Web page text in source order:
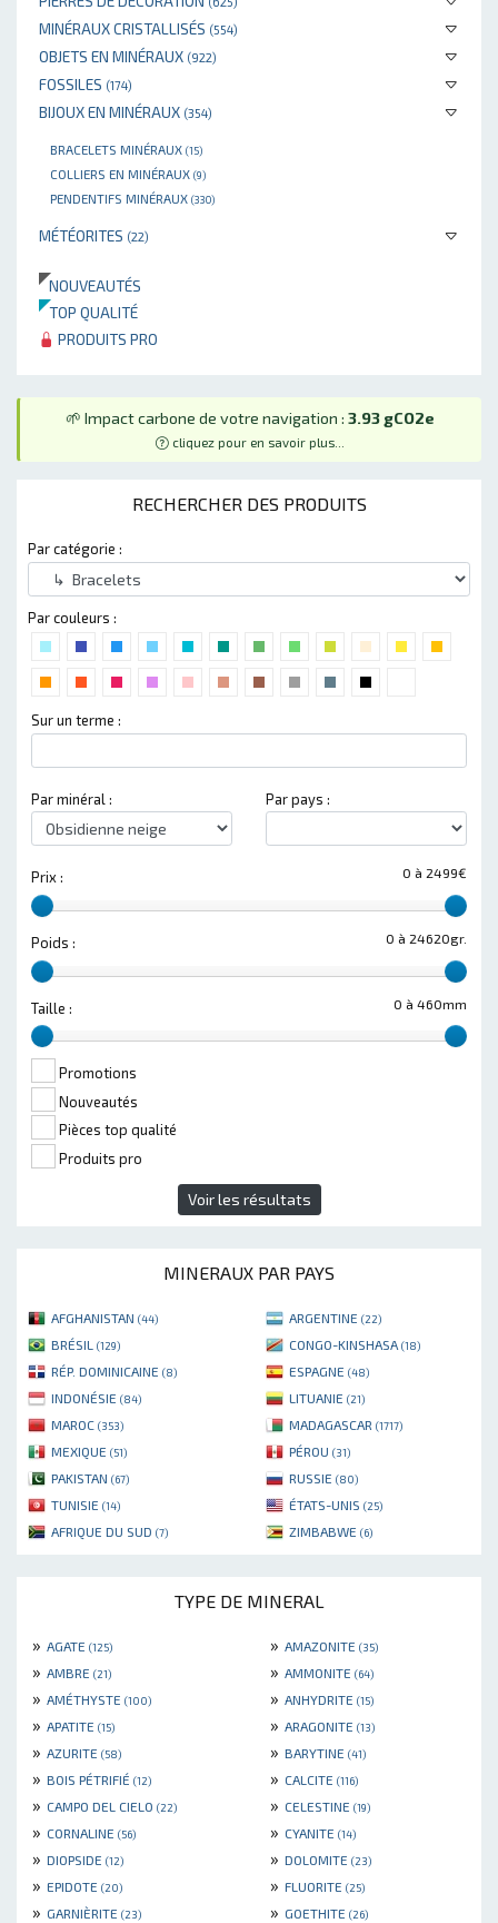
MINÉRAUX CRISTALLISÉS (554)
OBJETS EN MINÉRAUX (922)
FOSSILES (174)
BIJOUX EN MINÉRAUX (354)
BRACELETS MINÉRAUX (15)
COLLIERS EN MINÉRAUX (9)
PENDENTIFS MINÉRAUX (330)
MÉTÉORITES (22)
NOUVEAUTÉS
TOP QUALITÉ
PRODUITS PRO
🌱 Impact carbone de votre navigation : 3.93 gCO2e
cliquez pour en savoir plus...
RECHERCHER DES PRODUITS
Par catégorie :
Par couleurs :
Sur un terme :
Par minéral : Par pays :
0 à 2499€
Prix :
0 à 24620gr.
Poids :
0 à 460mm
Taille :
Promotions
Nouveautés
Pièces top qualité
Produits pro
Voir les résultats
MINERAUX PAR PAYS
AFGHANISTAN (44) ARGENTINE (22)
BRÉSIL (129) CONGO-KINSHASA (18)
RÉP. DOMINICAINE (8) ESPAGNE (48)
INDONÉSIE (84) LITUANIE (21)
MAROC (353) MADAGASCAR (1717)
MEXIQUE (51) PÉROU (31)
PAKISTAN (67) RUSSIE (80)
TUNISIE (14) ÉTATS-UNIS (25)
AFRIQUE DU SUD (7) ZIMBABWE (6)
TYPE DE MINERAL
» AGATE (125) » AMAZONITE (35)
» AMBRE (21) » AMMONITE (64)
» AMÉTHYSTE (100) » ANHYDRITE (15)
» APATITE (15) » ARAGONITE (13)
» AZURITE (58) » BARYTINE (41)
» BOIS PÉTRIFIÉ (12) » CALCITE (116)
» CAMPO DEL CIELO (22) » CELESTINE (19)
» CORNALINE (56) » CYANITE (14)
» DIOPSIDE (12) » DOLOMITE (23)
» EPIDOTE (20) » FLUORITE (25)
» GARNIÈRITE (23) » GOETHITE (26)